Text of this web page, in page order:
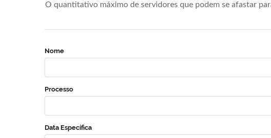
O quantitativo máximo de servidores que podem se afastar
Nome
Processo
Data Específica